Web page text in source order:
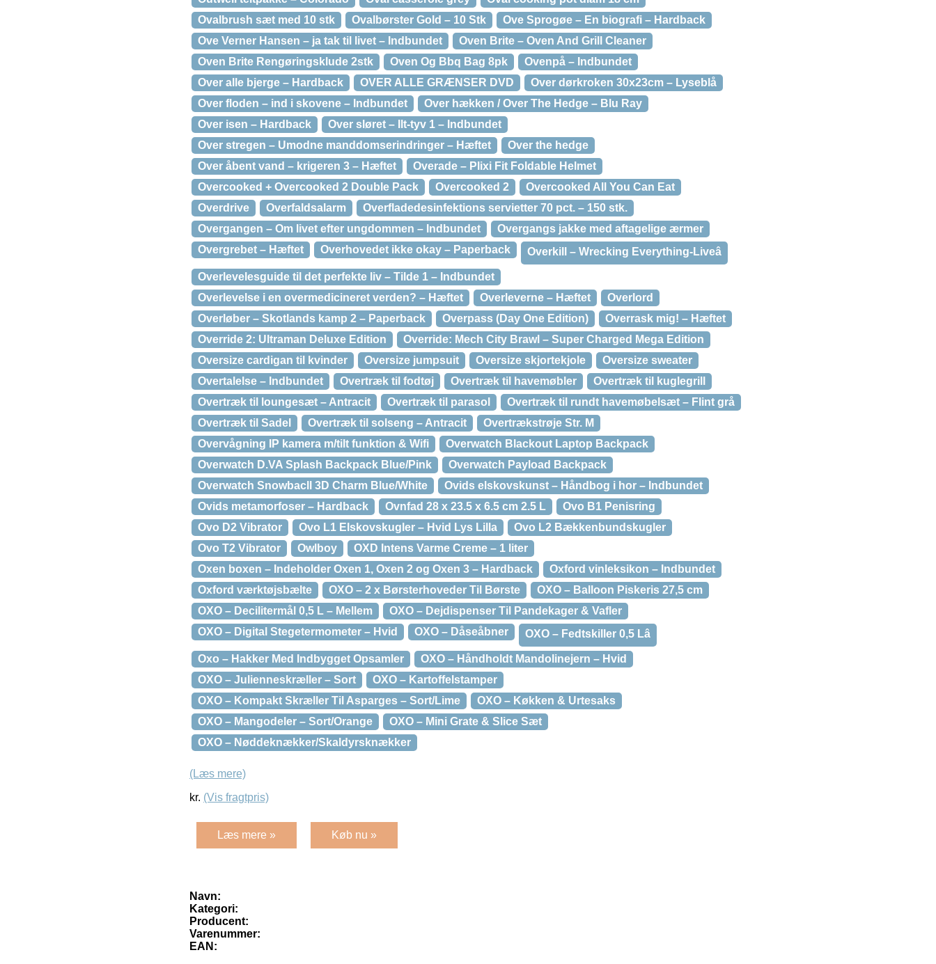
Ovalbrush sæt med 10 stk
Ovalbørster Gold – 10 Stk
Ove Sprogøe – En biografi – Hardback
Ove Verner Hansen – ja tak til livet – Indbundet
Oven Brite – Oven And Grill Cleaner
Oven Brite Rengøringsklude 2stk
Oven Og Bbq Bag 8pk
Ovenpå – Indbundet
Over alle bjerge – Hardback
OVER ALLE GRÆNSER DVD
Over dørkroken 30x23cm – Lyseblå
Over floden – ind i skovene – Indbundet
Over hækken / Over The Hedge – Blu Ray
Over isen – Hardback
Over sløret – Ilt-tyv 1 – Indbundet
Over stregen – Umodne manddomserindringer – Hæftet
Over the hedge
Over åbent vand – krigeren 3 – Hæftet
Overade – Plixi Fit Foldable Helmet
Overcooked + Overcooked 2 Double Pack
Overcooked 2
Overcooked All You Can Eat
Overdrive
Overfaldsalarm
Overfladedesinfektions servietter 70 pct. – 150 stk.
Overgangen – Om livet efter ungdommen – Indbundet
Overgangs jakke med aftagelige ærmer
Overgrebet – Hæftet
Overhovedet ikke okay – Paperback Overkill – Wrecking Everything-Liveâ
Overlevelesguide til det perfekte liv – Tilde 1 – Indbundet
Overlevelse i en overmedicineret verden? – Hæftet
Overleverne – Hæftet
Overlord
Overløber – Skotlands kamp 2 – Paperback
Overpass (Day One Edition)
Overrask mig! – Hæftet
Override 2: Ultraman Deluxe Edition
Override: Mech City Brawl – Super Charged Mega Edition
Oversize cardigan til kvinder
Oversize jumpsuit Oversize skjortekjole
Oversize sweater
Overtalelse – Indbundet
Overtræk til fodtøj Overtræk til havemøbler
Overtræk til kuglegrill
Overtræk til loungesæt – Antracit
Overtræk til parasol
Overtræk til rundt havemøbelsæt – Flint grå
Overtræk til Sadel
Overtræk til solseng – Antracit
Overtrækstrøje Str. M
Overvågning IP kamera m/tilt funktion & Wifi
Overwatch Blackout Laptop Backpack
Overwatch D.VA Splash Backpack Blue/Pink
Overwatch Payload Backpack
Overwatch Snowbacll 3D Charm Blue/White
Ovids elskovskunst – Håndbog i hor – Indbundet
Ovids metamorfoser – Hardback
Ovnfad 28 x 23.5 x 6.5 cm 2.5 L
Ovo B1 Penisring
Ovo D2 Vibrator
Ovo L1 Elskovskugler – Hvid Lys Lilla
Ovo L2 Bækkenbundskugler
Ovo T2 Vibrator
Owlboy
OXD Intens Varme Creme – 1 liter
Oxen boxen – Indeholder Oxen 1, Oxen 2 og Oxen 3 – Hardback
Oxford vinleksikon – Indbundet
Oxford værktøjsbælte
OXO – 2 x Børsterhoveder Til Børste
OXO – Balloon Piskeris 27,5 cm
OXO – Decilitermål 0,5 L – Mellem
OXO – Dejdispenser Til Pandekager & Vafler
OXO – Digital Stegetermometer – Hvid
OXO – Dåseåbner OXO – Fedtskiller 0,5 Lâ
Oxo – Hakker Med Indbygget Opsamler
OXO – Håndholdt Mandolinejern – Hvid
OXO – Julienneskræller – Sort
OXO – Kartoffelstamper
OXO – Kompakt Skræller Til Asparges – Sort/Lime
OXO – Køkken & Urtesaks
OXO – Mangodeler – Sort/Orange
OXO – Mini Grate & Slice Sæt
OXO – Nøddeknækker/Skaldyrsknækker
(Læs mere)
kr. (Vis fragtpris)
Læs mere » Køb nu »
Navn:
Kategori:
Producent:
Varenummer:
EAN: